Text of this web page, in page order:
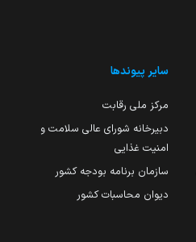
سایر پیوندها
مرکز ملی رقابت
دبیرخانه شورای عالی سلامت و
امنیت غذایی
سازمان برنامه بودجه کشور
دیوان محاسبات کشور